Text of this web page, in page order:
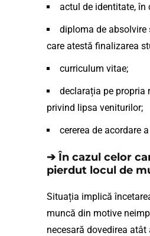
actul de identitate, în
diploma de absolvire
care atestă finalizarea
curriculum vitae;
declarația pe propria
privind lipsa veniturilor;
cererea de acordare
➔ În cazul celor
pierdut locul de
Situația implică
muncă din motive
necesară dovedirea